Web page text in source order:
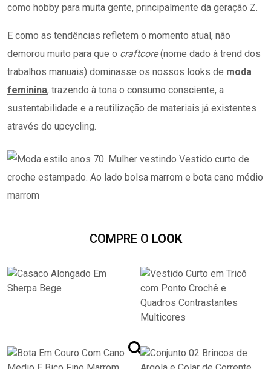
como hobby para muita gente, principalmente da geração Z.
E como as tendências refletem o momento atual, não
demorou muito para que o craftcore(nome dado à trend dos
trabalhos manuais) dominasse os nossos looks de moda
feminina, trazendo à tona o consumo consciente, a
sustentabilidade e a reutilização de materiais já existentes
através do upcycling.
COMPRE O LOOK